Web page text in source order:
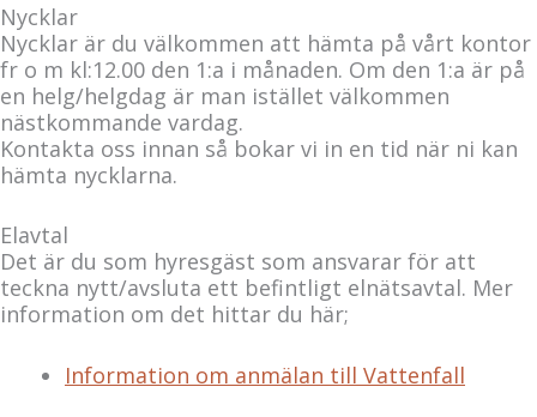
Nycklar
Nycklar är du välkommen att hämta på vårt kontor
fr o m kl:12.00 den 1:a i månaden. Om den 1:a är på
en helg/helgdag är man istället välkommen
nästkommande vardag.
Kontakta oss innan så bokar vi in en tid när ni kan
hämta nycklarna.
Elavtal
Det är du som hyresgäst som ansvarar för att
teckna nytt/avsluta ett befintligt elnätsavtal. Mer
information om det hittar du här;
Information om anmälan till Vattenfall